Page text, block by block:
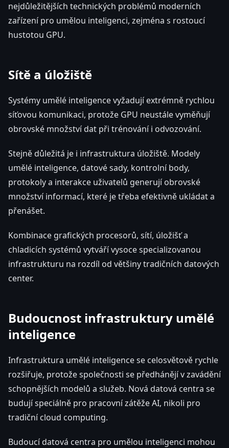
nejdůležitějších technických problémů moderních
zařízení pro umělou inteligenci, zejména s rostoucí
hustotou GPU.
Sítě a úložiště
Systémy umělé inteligence vyžadují extrémně rychlou
síťovou komunikaci, protože GPU neustále vyměňují
obrovské množství dat při trénování i odvozování.
Stejně důležitá je i infrastruktura úložiště. Modely
umělé inteligence, datové sady, kontrolní body,
protokoly a interakce uživatelů generují obrovské
množství informací, které je třeba efektivně ukládat a
přenášet.
Kombinace grafických procesorů, sítí, úložišť a
chladicích systémů vytváří vysoce specializovanou
infrastrukturu na rozdíl od většiny tradičních datových
center.
Budoucnost infrastruktury umělé
inteligence
Infrastruktura umělé inteligence se celosvětově rychle
rozšiřuje, protože společnosti se předhánějí v zavádění
schopnějších modelů a služeb. Nová datová centra se
budují speciálně pro pracovní zátěže AI, nikoli pro
tradiční cloud computing.
Budoucí datová centra pro umělou inteligenci mohou